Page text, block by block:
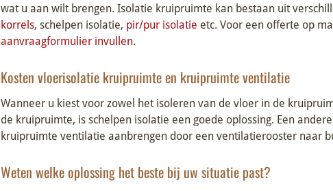
wat u aan wilt brengen. Isolatie kruipruimte kan bestaan uit
korrels, schelpen isolatie, pir/pur isolatie etc. Voor een offerte op
aanvraagformulier invullen.
Kosten vloerisolatie kruipruimte en kruipruimte ventilatie
Wanneer u kiest voor zowel het isoleren van de vloer in de
de kruipruimte, is schelpen isolatie een goede oplossing. Een
kruipruimte ventilatie aanbrengen door een ventilatierooster naar
Weten welke oplossing het beste bij uw situatie past?